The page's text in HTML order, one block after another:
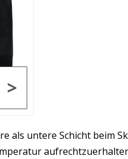
>
als untere Schicht beim